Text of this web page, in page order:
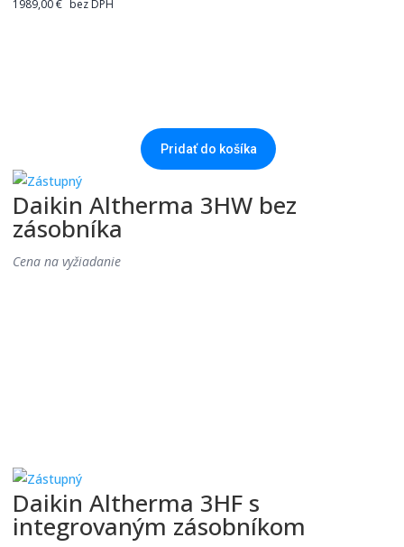
1989,00€ bez DPH
Pridať do košíka
Daikin Altherma 3HW bez
zásobníka
Cena na vyžiadanie
Daikin Altherma 3HF s
integrovaným zásobníkom